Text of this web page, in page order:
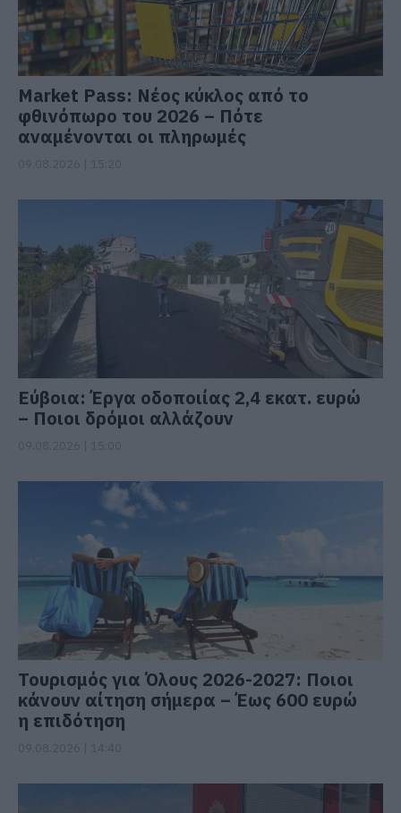
Market Pass: Νέος κύκλος από το
φθινόπωρο του 2026 – Πότε
αναμένονται οι πληρωμές
Εύβοια: Έργα οδοποιίας 2,4 εκατ. ευρώ
– Ποιοι δρόμοι αλλάζουν
Τουρισμός για Όλους 2026-2027: Ποιοι
κάνουν αίτηση σήμερα – Έως 600 ευρώ
η επιδότηση